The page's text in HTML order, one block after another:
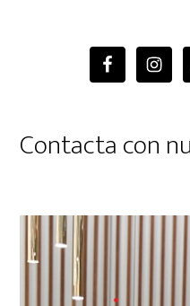
Contacta con